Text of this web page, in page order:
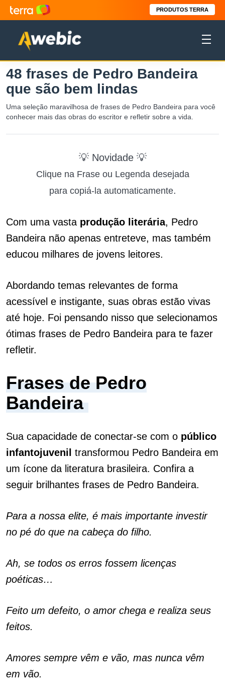
PRODUTOS TERRA
48 frases de Pedro Bandeira
que são bem lindas
Uma seleção maravilhosa de frases de Pedro Bandeira para você
conhecer mais das obras do escritor e refletir sobre a vida.
💡 Novidade 💡
Clique na Frase ou Legenda desejada
para copiá-la automaticamente.
Com uma vasta produção literária, Pedro
Bandeira não apenas entreteve, mas também
educou milhares de jovens leitores.
Abordando temas relevantes de forma
acessível e instigante, suas obras estão vivas
até hoje. Foi pensando nisso que selecionamos
ótimas frases de Pedro Bandeira para te fazer
refletir.
Frases de Pedro
Bandeira
Sua capacidade de conectar-se com o público
infantojuvenil transformou Pedro Bandeira em
um ícone da literatura brasileira. Confira a
seguir brilhantes frases de Pedro Bandeira.
Para a nossa elite, é mais importante investir
no pé do que na cabeça do filho.
Ah, se todos os erros fossem licenças
poéticas…
Feito um defeito, o amor chega e realiza seus
feitos.
Amores sempre vêm e vão, mas nunca vêm
em vão.